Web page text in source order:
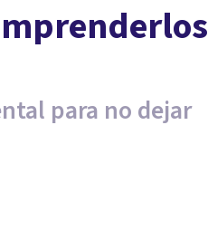
para no dejar